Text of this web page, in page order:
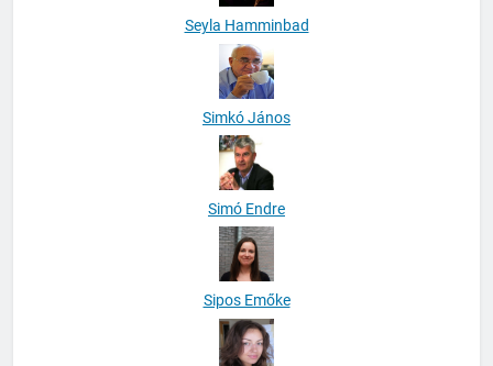
Seyla Hamminbad
Simkó János
Simó Endre
Sipos Emőke